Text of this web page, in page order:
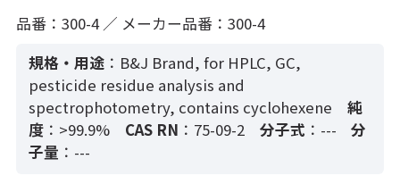
品番：300-4 ／ メーカー品番：300-4
規格・用途 ：B&J Brand, for HPLC, GC,
pesticide residue analysis and
spectrophotometry, contains cyclohexene
純
度 ：>99.9% CAS RN ：75-09-2 分子式 ：---
分
子量 ：---